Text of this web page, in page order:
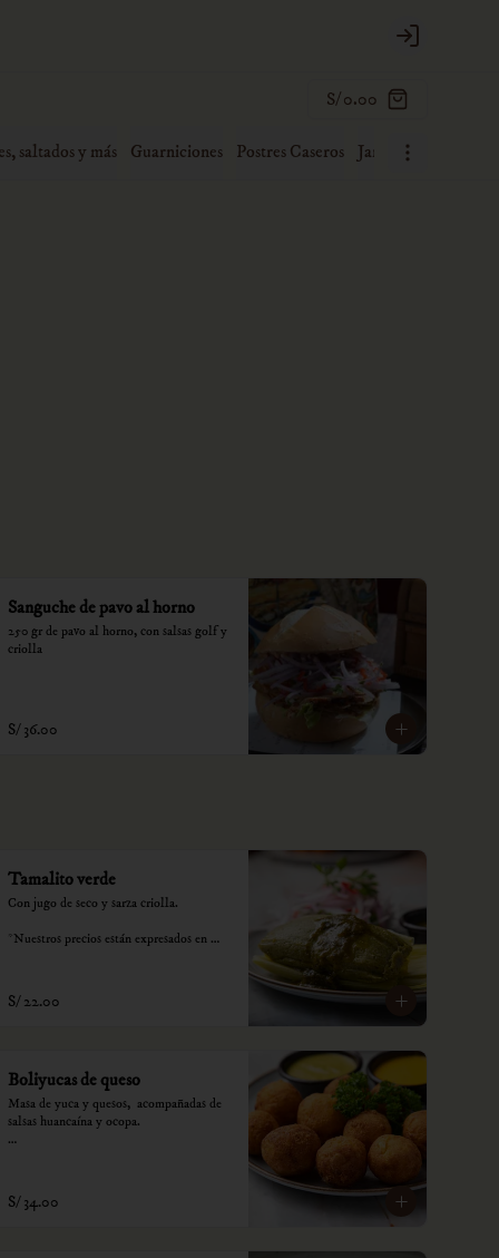
Login
S/ 0.00
saltados y más Guarniciones Postres Caseros Jaranas familiares
Sanguche de pavo al horno
250 gr de pavo al horno, con salsas golf y
criolla
S/ 36.00
Tamalito verde
Con jugo de seco y sarza criolla.
*Nuestros precios están expresados en
S/ 22.00
Boliyucas de queso
Masa de yuca y quesos,  acompañadas de
salsas huancaína y ocopa.
recargo al consumo.
S/ 34.00